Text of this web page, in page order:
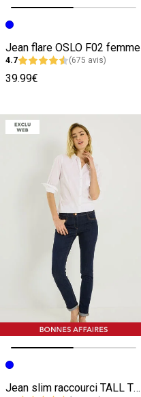
Image précédente
Image suivante
Jean flare OSLO F02 femme
4.7 (675 avis)
39.99€
Image précédente
Image suivante
Jean slim raccourci TALL TTOKYO R01